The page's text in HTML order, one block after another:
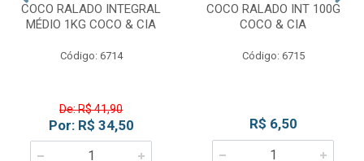
COCO RALADO INTEGRAL
MÉDIO 1KG COCO & CIA
Código: 6714
De: R$ 41,90
Por: R$ 34,50
COCO RALADO INT 100G
COCO & CIA
Código: 6715
R$ 6,50